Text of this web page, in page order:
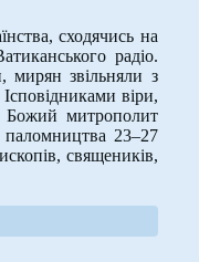
сходячись на
радіо.
мирян звільняли з
віри,
Божий митрополит
23–27
священиків,